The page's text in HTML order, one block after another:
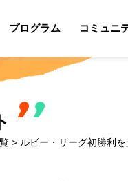
プログラム コミュニ
> ルビー・リーグ初勝利